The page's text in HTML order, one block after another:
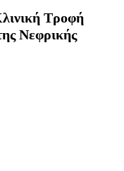
Τροφή
Νεφρικής